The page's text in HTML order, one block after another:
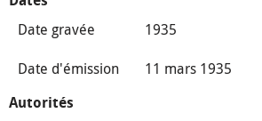
Date gravée
1935
Date d'émission
11 mars 1935
Autorités